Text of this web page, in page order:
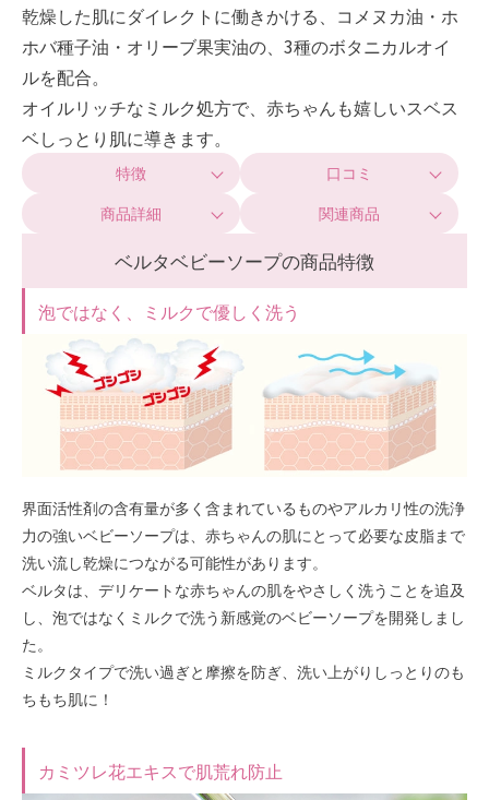
乾燥した肌にダイレクトに働きかける、コメヌカ油・ホ
ホバ種子油・オリーブ果実油の、3種のボタニカルオイ
ルを配合。
オイルリッチなミルク処方で、赤ちゃんも嬉しいスベス
ベしっとり肌に導きます。
特徴
口コミ
商品詳細
関連商品
ベルタベビーソープの商品特徴
泡ではなく、ミルクで優しく洗う
界面活性剤の含有量が多く含まれているものやアルカリ性の洗浄
力の強いベビーソープは、赤ちゃんの肌にとって必要な皮脂まで
洗い流し乾燥につながる可能性があります。
ベルタは、デリケートな赤ちゃんの肌をやさしく洗うことを追及
し、泡ではなくミルクで洗う新感覚のベビーソープを開発しまし
た。
ミルクタイプで洗い過ぎと摩擦を防ぎ、洗い上がりしっとりのも
ちもち肌に！
カミツレ花エキスで肌荒れ防止